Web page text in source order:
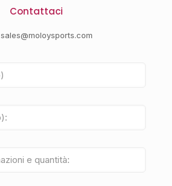
Contattaci
sales@moloysports.com